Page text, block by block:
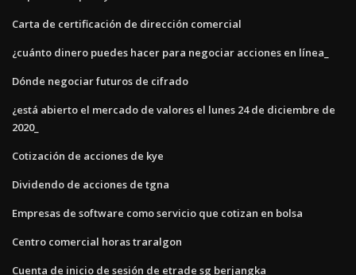
Carta de certificación de dirección comercial
¿cuánto dinero puedes hacer para negociar acciones en línea_
Dónde negociar futuros de cifrado
¿está abierto el mercado de valores el lunes 24 de diciembre de
2020_
Cotización de acciones de kye
Dividendo de acciones de tgna
Empresas de software como servicio que cotizan en bolsa
Centro comercial horas traralgon
Cuenta de inicio de sesión de etrade sg berjangka